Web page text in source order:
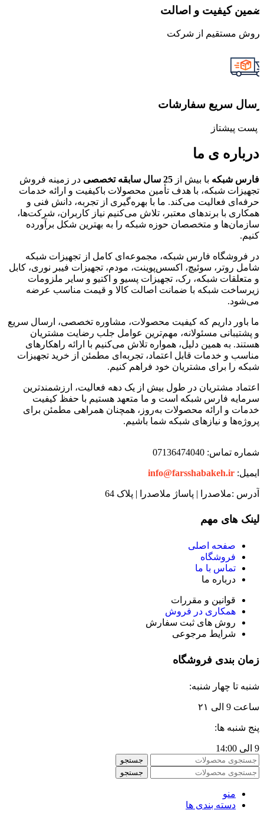
کیفیت و اصالت
مستقیم از شرکت
سریع سفارشات
پست پیشتاز
درباره ی ما
فارس شبکه با بیش از 25 سال سابقه تخصصی
در زمینه فروش
تجهیزات شبکه، با هدف تأمین محصولات باکیفیت و ارائه خدمات
حرفه‌ای فعالیت می‌کند. ما با بهره‌گیری از تجربه، دانش فنی و
همکاری با برندهای معتبر، تلاش می‌کنیم نیاز کاربران، شرکت‌ها،
سازمان‌ها و متخصصان حوزه شبکه را به بهترین شکل برآورده
کنیم.
در فروشگاه فارس شبکه، مجموعه‌ای کامل از تجهیزات شبکه
شامل روتر، سوئیچ، اکسس‌پوینت، مودم، تجهیزات فیبر نوری، کابل
و متعلقات شبکه، رک، تجهیزات پسیو و اکتیو و سایر ملزومات
زیرساخت شبکه با ضمانت اصالت کالا و قیمت مناسب عرضه
می‌شود.
ما باور داریم که کیفیت محصولات، مشاوره تخصصی، ارسال سریع
و پشتیبانی مسئولانه، مهم‌ترین عوامل جلب رضایت مشتریان
هستند. به همین دلیل، همواره تلاش می‌کنیم با ارائه راهکارهای
مناسب و خدمات قابل اعتماد، تجربه‌ای مطمئن از خرید تجهیزات
شبکه را برای مشتریان خود فراهم کنیم.
اعتماد مشتریان در طول بیش از یک دهه فعالیت، ارزشمندترین
سرمایه فارس شبکه است و ما متعهد هستیم با حفظ کیفیت
خدمات و ارائه محصولات به‌روز، همچنان همراهی مطمئن برای
پروژه‌ها و نیازهای شبکه شما باشیم.
شماره تماس: 07136474040
ایمیل: info@farsshabakeh.ir
آدرس :ملاصدرا | پاساژ ملاصدرا | پلاک 64
لینک های مهم
صفحه اصلی
فروشگاه
تماس با ما
درباره ما
قوانین و مقررات
همکاری در فروش
روش های ثبت سفارش
شرایط مرجوعی
زمان بندی فروشگاه
شنبه تا چهار شنبه:
ساعت 9 الی ۲۱
پنج شنبه ها:
9 الی 14:00
جستجو
جستجو
منو
دسته بندی ها